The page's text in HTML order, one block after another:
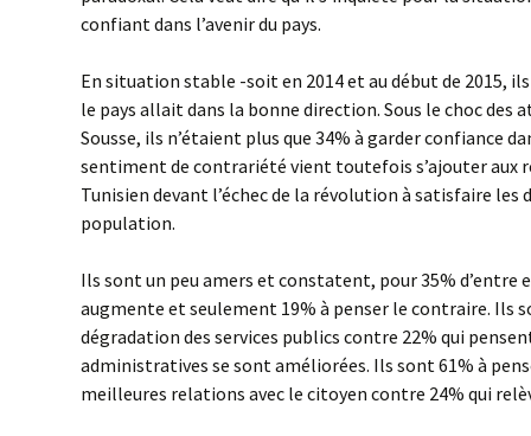
confiant dans l’avenir du pays.
En situation stable -soit en 2014 et au début de 2015,
le pays allait dans la bonne direction. Sous le choc des
Sousse, ils n’étaient plus que 34% à garder confiance
sentiment de contrariété vient toutefois s’ajouter aux
Tunisien devant l’échec de la révolution à satisfaire les
population.
Ils sont un peu amers et constatent, pour 35% d’entre
augmente et seulement 19% à penser le contraire. Ils
dégradation des services publics contre 22% qui
administratives se sont améliorées. Ils sont 61% à
meilleures relations avec le citoyen contre 24% qui